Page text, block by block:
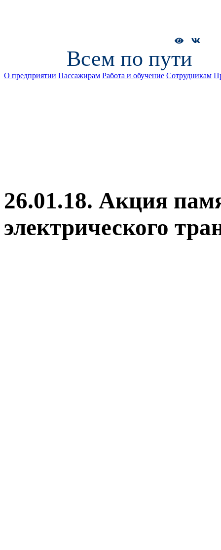
Всем по пути
О предприятии Пассажирам Работа и обучение Сотрудникам
26.01.18. Акция
электрического